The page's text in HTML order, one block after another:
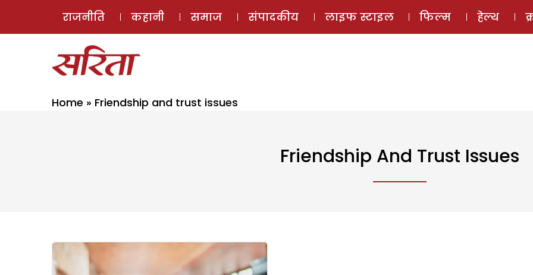
ई-मैगज़ीन
राजनीति कहानी समाज संपादकीय लाइफ स्टाइल फिल्म हेल्थ
Home » Friendship and trust issues
Friendship And Trust Issues